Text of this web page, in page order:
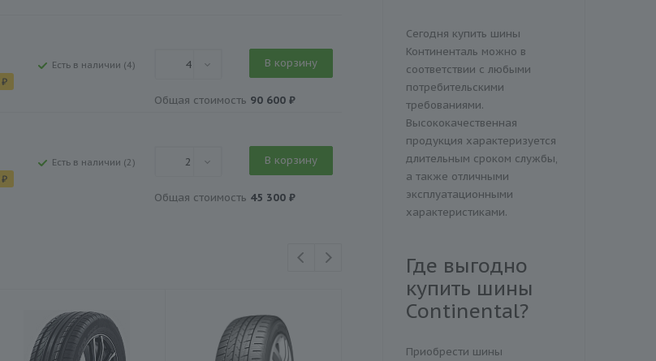
₽
Есть в наличии (4) 4
Общая стоимость 90 600 ₽
В корзину
₽
Есть в наличии (2) 2
Общая стоимость 45 300 ₽
В корзину
Сегодня купить шины
Континенталь можно в
соответствии с любыми
потребительскими
требованиями.
Высококачественная
продукция характеризуется
длительным сроком службы,
а также отличными
эксплуатационными
характеристиками.
Где выгодно
купить шины
Continental?
Приобрести шины